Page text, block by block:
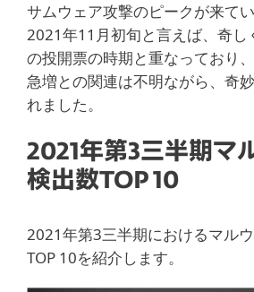
サムウェア攻撃のピークが来てい
2021年11月初旬と言えば、奇し
の投開票の時期と重なっており
急増との関連は不明ながら、奇
れました。
2021年第3三半期マ
検出数TOP 10
2021年第3三半期におけるマル
TOP 10を紹介します。